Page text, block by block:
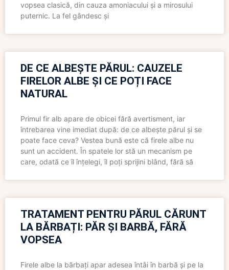
vopsea clasică, din cauza amoniacului și a mirosului
puternic. La fel gândesc și
DE CE ALBEȘTE PĂRUL: CAUZELE
FIRELOR ALBE ȘI CE POȚI FACE
NATURAL
Primul fir alb apare de obicei fără avertisment, iar
întrebarea vine imediat după: de ce albește părul și se
poate face ceva? Vestea bună este că firele albe nu
sunt un accident. În spatele lor stă un mecanism pe
care, odată ce îl înțelegi, îl poți sprijini blând, fără să
TRATAMENT PENTRU PĂRUL CĂRUNT
LA BĂRBAȚI: PĂR ȘI BARBĂ, FĂRĂ
VOPSEA
Firele albe la bărbați apar adesea întâi în barbă și pe la